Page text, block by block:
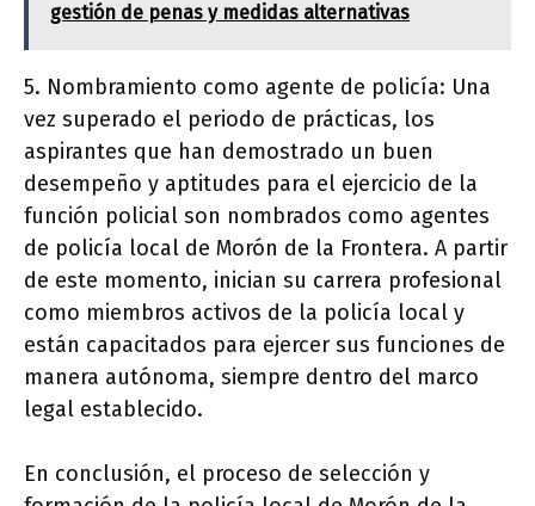
gestión de penas y medidas alternativas
5. Nombramiento como agente de policía: Una
vez superado el periodo de prácticas, los
aspirantes que han demostrado un buen
desempeño y aptitudes para el ejercicio de la
función policial son nombrados como agentes
de policía local de Morón de la Frontera. A partir
de este momento, inician su carrera profesional
como miembros activos de la policía local y
están capacitados para ejercer sus funciones de
manera autónoma, siempre dentro del marco
legal establecido.
En conclusión, el proceso de selección y